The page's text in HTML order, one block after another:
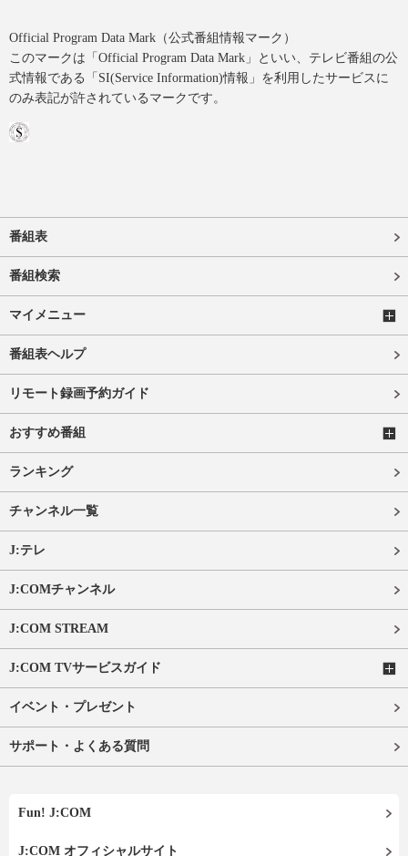
Official Program Data Mark（公式番組情報マーク）
このマークは「Official Program Data Mark」といい、テレビ番組の公
式情報である「SI(Service Information)情報」を利用したサービスに
のみ表記が許されているマークです。
番組表
番組検索
マイメニュー
番組表ヘルプ
リモート録画予約ガイド
おすすめ番組
ランキング
チャンネル一覧
J:テレ
J:COMチャンネル
J:COM STREAM
J:COM TVサービスガイド
イベント・プレゼント
サポート・よくある質問
Fun! J:COM
J:COM オフィシャルサイト